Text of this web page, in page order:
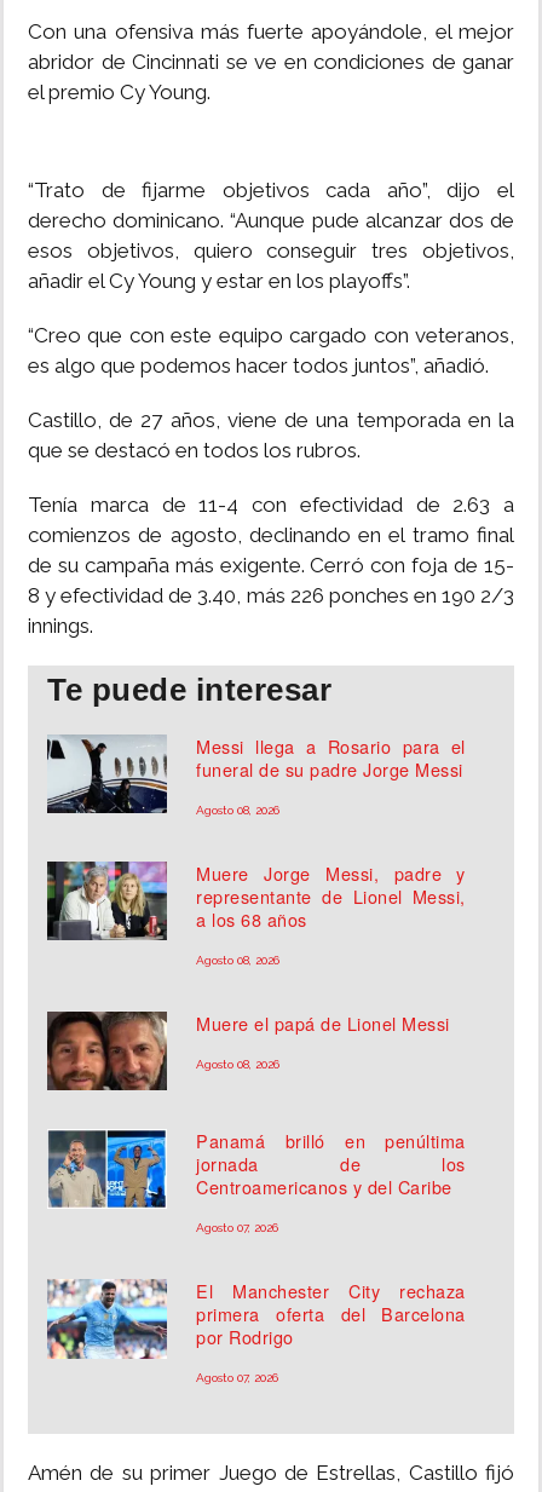
Con una ofensiva más fuerte apoyándole, el mejor
abridor de Cincinnati se ve en condiciones de ganar
el premio Cy Young.
“Trato de fijarme objetivos cada año”, dijo el
derecho dominicano. “Aunque pude alcanzar dos de
esos objetivos, quiero conseguir tres objetivos,
añadir el Cy Young y estar en los playoffs”.
“Creo que con este equipo cargado con veteranos,
es algo que podemos hacer todos juntos”, añadió.
Castillo, de 27 años, viene de una temporada en la
que se destacó en todos los rubros.
Tenía marca de 11-4 con efectividad de 2.63 a
comienzos de agosto, declinando en el tramo final
de su campaña más exigente. Cerró con foja de 15-
8 y efectividad de 3.40, más 226 ponches en 190 2/3
innings.
Te puede interesar
Messi llega a Rosario para el
funeral de su padre Jorge Messi
Agosto 08, 2026
Muere Jorge Messi, padre y
representante de Lionel Messi,
a los 68 años
Agosto 08, 2026
Muere el papá de Lionel Messi
Agosto 08, 2026
Panamá brilló en penúltima
jornada de los
Centroamericanos y del Caribe
Agosto 07, 2026
El Manchester City rechaza
primera oferta del Barcelona
por Rodrigo
Agosto 07, 2026
Amén de su primer Juego de Estrellas, Castillo fijó